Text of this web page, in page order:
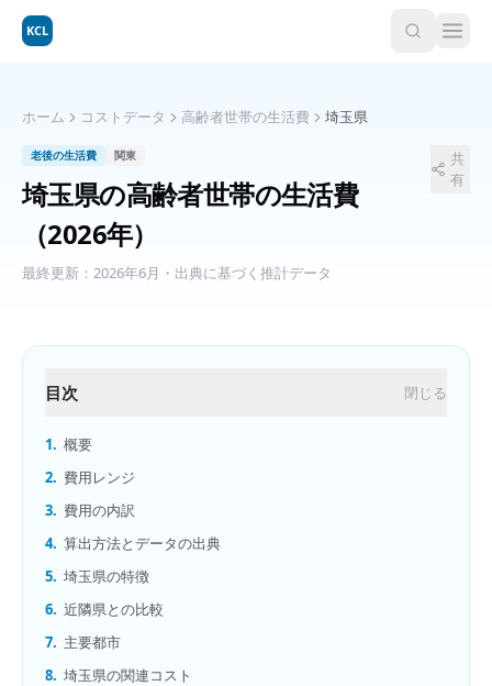
KCL
ホーム コストデータ 高齢者世帯の生活費 埼玉県
老後の生活費 関東
埼玉県の高齢者世帯の生活費
（2026年）
最終更新： 2026年6月 ・出典に基づく推計データ
共
有
目次 閉じる
1. 概要
2. 費用レンジ
3. 費用の内訳
4. 算出方法とデータの出典
5. 埼玉県の特徴
6. 近隣県との比較
7. 主要都市
8. 埼玉県の関連コスト